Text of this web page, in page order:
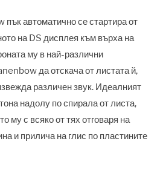
автоматично се стартира от
на DS дисплея към върха на
му в най-различни
да отскача от листата й,
различен звук. Идеалният
надолу по спирала от листа,
му с всяко от тях отговаря на
и прилича на глис по пластините